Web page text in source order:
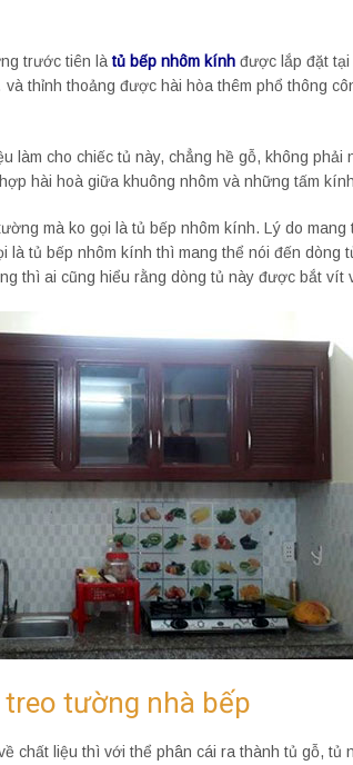
trước tiên là tủ bếp nhôm kính được lắp đặt tại
thỉnh thoảng được hài hòa thêm phổ thông
làm cho chiếc tủ này, chẳng hề gỗ, không phải
hài hoà giữa khuông nhôm và những tấm
mà ko gọi là tủ bếp nhôm kính. Lý do
là tủ bếp nhôm kính thì mang thể nói đến dòng
thì ai cũng hiểu rằng dòng tủ này được bắt vít
tường nhà bếp
chất liệu thì với thể phân cái ra thành tủ gỗ, tủ